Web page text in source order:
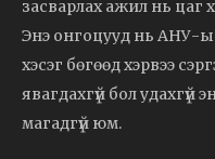
засварлах ажил нь цаг
Энэ онгоцууд нь АНУ-
хэсэг бөгөөд хэрвээ
явагдахгүй бол удахгүй
магадгүй юм.